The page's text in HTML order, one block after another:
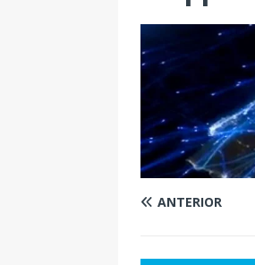
ANTERIOR